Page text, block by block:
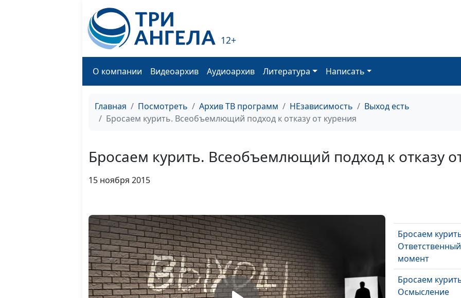
12+
О компании Видеоархив Аудиоархив Литература Написать
Главная Посмотреть Архив ТВ программ НЕзависимость
Выход есть
Бросаем курить. Всеобъемлющий подход к отказу от курения
Бросаем курить. Всеобъемлющий подход к отказу
15 ноября 2015
Бросаем
кофеином
физическая
активность
Бросаем
Ответственный
момент
Бросаем
Осмысление